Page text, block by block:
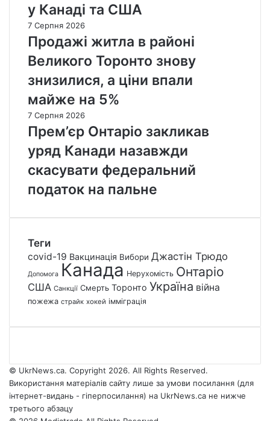
у Канаді та США
7 Серпня 2026
Продажі житла в районі
Великого Торонто знову
знизилися, а ціни впали
майже на 5%
7 Серпня 2026
Прем’єр Онтаріо закликав
уряд Канади назавжди
скасувати федеральний
податок на пальне
Теги
covid-19 Вакцинація Вибори Джастін Трюдо
Допомога Канада Нерухомість Онтаріо
США Санкції Смерть Торонто Україна війна
пожежа страйк хокей імміграція
© UkrNews.ca. Copyright 2026. All Rights Reserved.
Використання матеріалів сайту лише за умови посилання (для
інтернет-видань - гіперпосилання) на UkrNews.ca не нижче
третього абзацу